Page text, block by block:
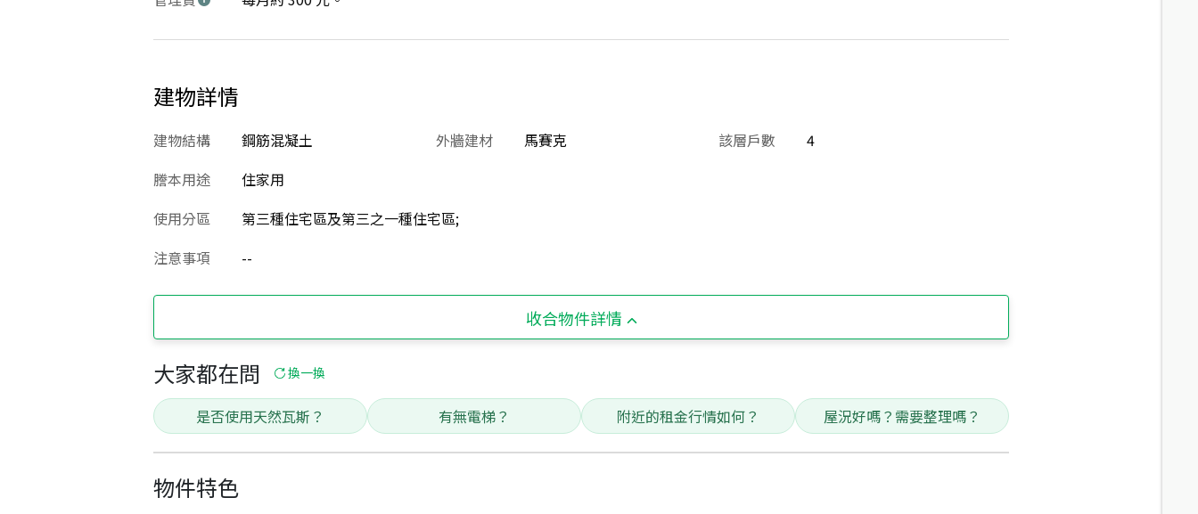
建物詳情
建物結構 鋼筋混凝土 外牆建材 馬賽克 該層戶數
4
謄本用途
住家用
使用分區
第三種住宅區及第三之一種住宅區;
注意事項
--
收合物件詳情
大家都在問 換一換
是否使用天然瓦斯？ 有無電梯？ 附近的租金行情如何？ 屋況好嗎？需要整理嗎？
物件特色